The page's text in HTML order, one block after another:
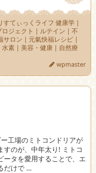
すてぃっくライフ 健康学|
ジェクト | ルテイン | 不
サロン | 元氣快福レシピ |
水素 | 美容・健康 | 自然療
wpmaster
工場のミトコンドリアが
すのが、中年太り! ミトコ
ータを愛用することで、エ
だけで …